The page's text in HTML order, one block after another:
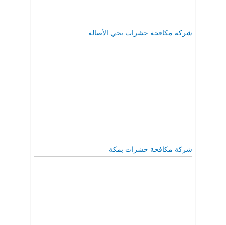
شركة مكافحة حشرات بحي الأصالة
شركة مكافحة حشرات بمكة